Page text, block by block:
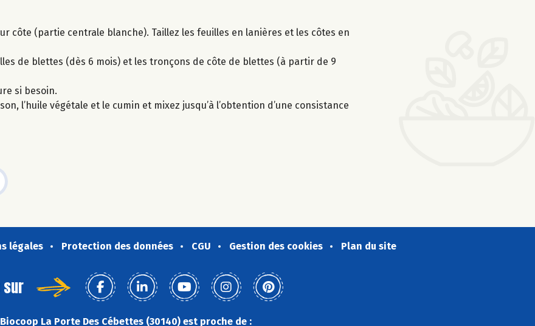
côte (partie centrale blanche). Taillez les feuilles en lanières et les côtes en
de blettes (dès 6 mois) et les tronçons de côte de blettes (à partir de 9
si besoin.
l’huile végétale et le cumin et mixez jusqu’à l’obtention d’une consistance
légales Protection des données CGU Gestion des cookies Plan du site
sur
La Porte Des Cébettes (30140) est proche de :